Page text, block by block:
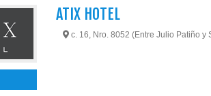
ATIX HOTEL
c. 16, Nro. 8052 (Entre Julio Patiño y